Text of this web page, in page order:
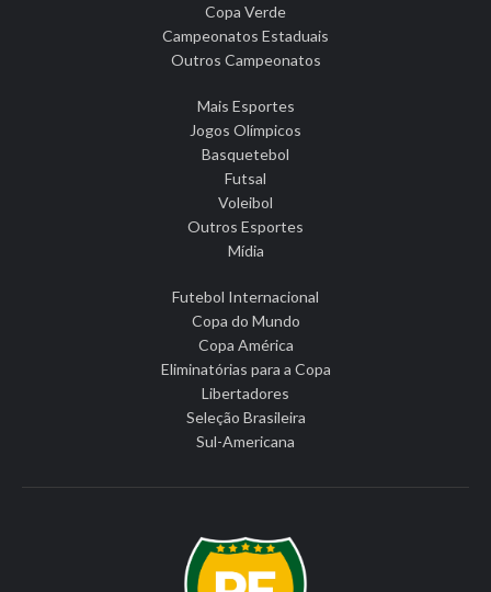
Copa Verde
Campeonatos Estaduais
Outros Campeonatos
Mais Esportes
Jogos Olímpicos
Basquetebol
Futsal
Voleibol
Outros Esportes
Mídia
Futebol Internacional
Copa do Mundo
Copa América
Eliminatórias para a Copa
Libertadores
Seleção Brasileira
Sul-Americana